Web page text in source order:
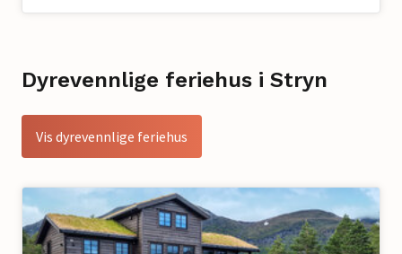
Dyrevennlige feriehus i Stryn
Vis dyrevennlige feriehus